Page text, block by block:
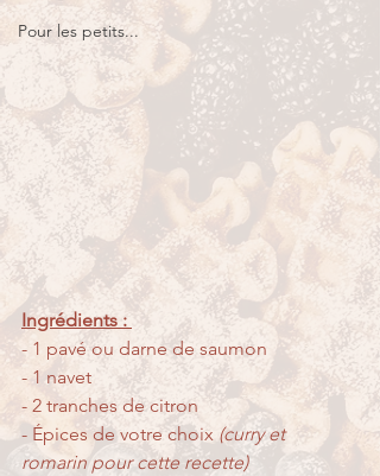
Pour les petits...
Ingrédients :
- 1 pavé ou darne de saumon
- 1 navet
- 2 tranches de citron
- Épices de votre choix (curry et
romarin pour cette recette)